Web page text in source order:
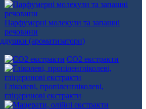
Парфумерні молекули та запашні
речовини
СО2 екстракти
Гліколеві, пропіленгліколеві,
гліцеринові екстракти